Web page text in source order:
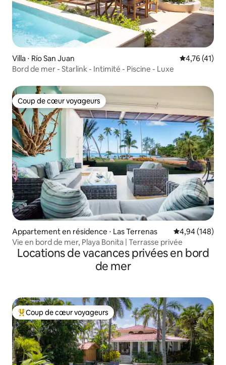
Villa ⋅ Río San Juan Évaluation
4,76 (41)
Bord de mer - Starlink - Intimité - Piscine - Luxe
Coup de cœur voyageurs
Coup de cœur voyageurs
Appartement en résidence ⋅ Las Terrenas Évaluation
4,94 (148)
Vie en bord de mer, Playa Bonita | Terrasse privée
Locations de vacances privées en bord
de mer
Coups de cœur voyageurs les plus appréciés
Coup de cœur voyageurs